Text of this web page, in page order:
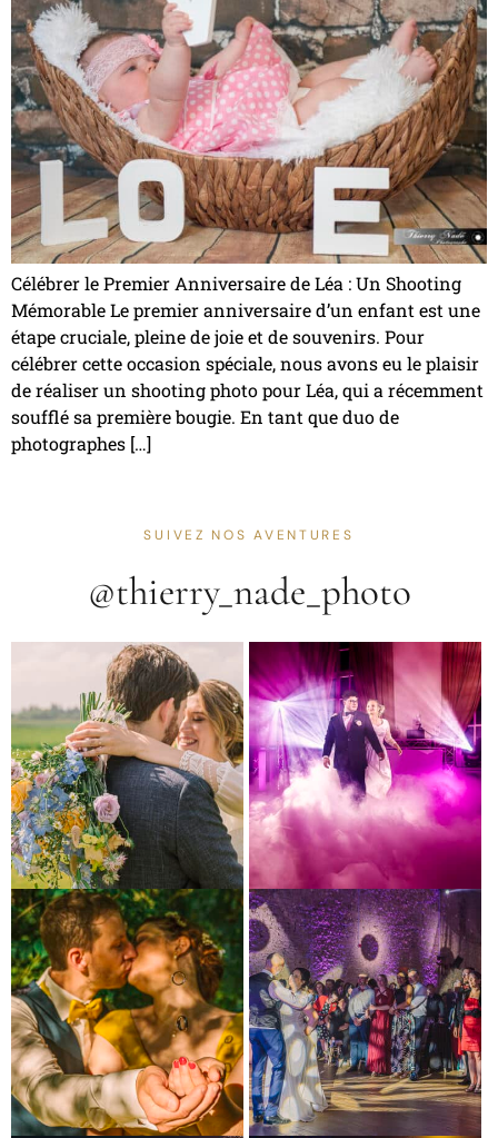
Célébrer le Premier Anniversaire de Léa : Un Shooting
Mémorable Le premier anniversaire d’un enfant est une
étape cruciale, pleine de joie et de souvenirs. Pour
célébrer cette occasion spéciale, nous avons eu le plaisir
de réaliser un shooting photo pour Léa, qui a récemment
soufflé sa première bougie. En tant que duo de
photographes […]
SUIVEZ NOS AVENTURES
@thierry_nade_photo